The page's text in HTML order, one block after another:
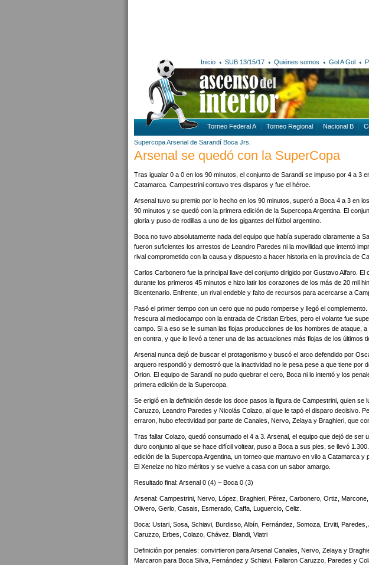
Inicio SUB 13/15/17 Quiénes somos Gol A Gol
Torneo Federal A Torneo Regional Nacional B
SupercopaArsenal de Sarandí Boca Jrs.
Arsenal se quedó con la SuperCopa
Tras igualar 0 a 0 en los 90 minutos, el conjunto de Sarandí se impuso por 4 a 3
Catamarca. Campestrini contuvo tres disparos y fue el héroe.
Arsenal tuvo su premio por lo hecho en los 90 minutos, superó a Boca 4 a 3 en
90 minutos y se quedó con la primera edición de la Supercopa Argentina. El
gloria y puso de rodillas a uno de los gigantes del fútbol argentino.
Boca no tuvo absolutamente nada del equipo que había superado claramente a
fueron suficientes los arrestos de Leandro Paredes ni la movilidad que intentó
rival comprometido con la causa y dispuesto a hacer historia en la provincia de
Carlos Carbonero fue la principal llave del conjunto dirigido por Gustavo Alfaro.
durante los primeros 45 minutos e hizo latir los corazones de los más de 20 mil
Bicentenario. Enfrente, un rival endeble y falto de recursos para acercarse a
Pasó el primer tiempo con un cero que no pudo romperse y llegó el
frescura al mediocampo con la entrada de Cristian Erbes, pero el volante fue
campo. Si a eso se le suman las flojas producciones de los hombres de ataque,
en contra, y que lo llevó a tener una de las actuaciones más flojas de los últimos
Arsenal nunca dejó de buscar el protagonismo y buscó el arco defendido por
arquero respondió y demostró que la inactividad no le pesa pese a que tiene por
Orion. El equipo de Sarandí no pudo quebrar el cero, Boca ni lo intentó y los
primera edición de la Supercopa.
Se erigió en la definición desde los doce pasos la figura de Campestrini, quien se
Caruzzo, Leandro Paredes y Nicolás Colazo, al que le tapó el disparo decisivo.
erraron, hubo efectividad por parte de Canales, Nervo, Zelaya y Braghieri, que
Tras fallar Colazo, quedó consumado el 4 a 3. Arsenal, el equipo que dejó de ser
duro conjunto al que se hace difícil voltear, puso a Boca a sus pies, se llevó
edición de la Supercopa Argentina, un torneo que mantuvo en vilo a Catamarca y
El Xeneize no hizo méritos y se vuelve a casa con un sabor amargo.
Resultado final: Arsenal 0 (4) – Boca 0 (3)
Arsenal: Campestrini, Nervo, López, Braghieri, Pérez, Carbonero, Ortiz,
Olivero, Gerlo, Casais, Esmerado, Caffa, Luguercio, Celiz.
Boca: Ustari, Sosa, Schiavi, Burdisso, Albín, Fernández, Somoza, Erviti, Paredes,
Caruzzo, Erbes, Colazo, Chávez, Blandi, Viatri
Definición por penales: convirtieron para Arsenal Canales, Nervo, Zelaya y
Marcaron para Boca Silva, Fernández y Schiavi. Fallaron Caruzzo, Paredes y